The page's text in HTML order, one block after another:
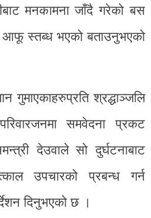
मनकामना जाँदै गरेको बस
आफू स्तब्ध भएको बताउनुभएको
गुमाएकाहरुप्रति श्रद्धाञ्जलि
समवेदना प्रकट
देउवाले सो दुर्घटनाबाट
उपचारको प्रबन्ध गर्न
दिनुभएको छ ।